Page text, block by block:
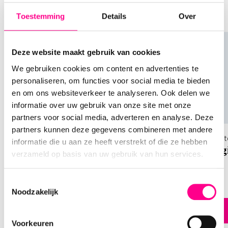
Toestemming Details Over
Deze website maakt gebruik van cookies
We gebruiken cookies om content en advertenties te
personaliseren, om functies voor social media te bieden
en om ons websiteverkeer te analyseren. Ook delen we
informatie over uw gebruik van onze site met onze
partners voor social media, adverteren en analyse. Deze
partners kunnen deze gegevens combineren met andere
informatie die u aan ze heeft verstrekt of die ze hebben
verzameld op basis van uw gebruik van hun services.
Noodzakelijk
Voorkeuren
Kan ik een digitale VVV bon (cadeaucode) in
Nee, een digitale VVV bon kan alleen worden
gebruikt in webshops. Als je wilt dat de ontvanger
ook in fysieke winkels kan winkelen, kies dan voor
de fysieke VVV cadeaukaart.
Hoe gebruik ik een VVV Cadeaukaart?
Het gebruik van een VVV Cadeaukaart is heel
simpel. Je kunt met deze kaart iets uitzoeken bij
een winkel of webshop die bij de VVV is
bij restaurants, pretparken, musea en veel andere
aangesloten locaties. Bij online aankopen voer je
een vouchercode wordt gevraagd. Het tegoed
soortgelijke producten te ontdekken, het kan je
ook inspireren voor andere cadeaus
Keuze cadeaukaarten
Nationale Keuze Cadeaukaart